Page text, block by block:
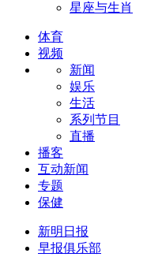
星座与生肖
体育
视频
新闻
娱乐
生活
系列节目
直播
播客
互动新闻
专题
保健
新明日报
早报俱乐部